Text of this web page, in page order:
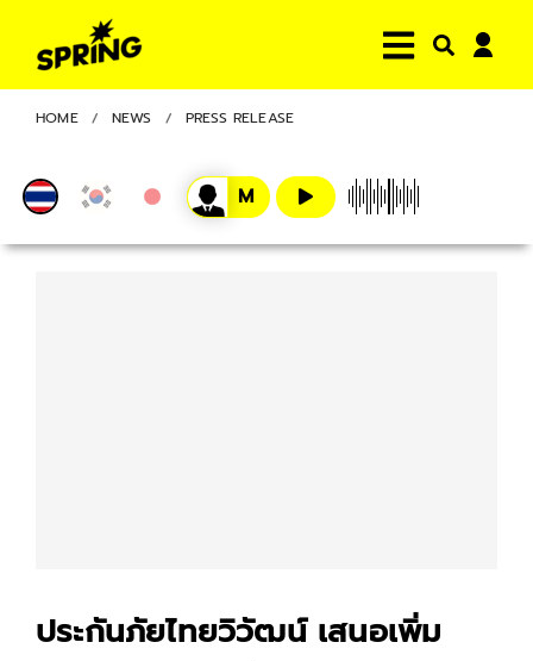
HOME NEWS PRESS RELEASE
ประกันภัยไทยวิวัฒน์ เสนอเพิ่ม